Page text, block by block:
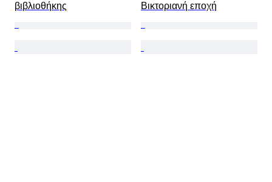
βιβλιοθήκης
Βικτοριανή εποχή